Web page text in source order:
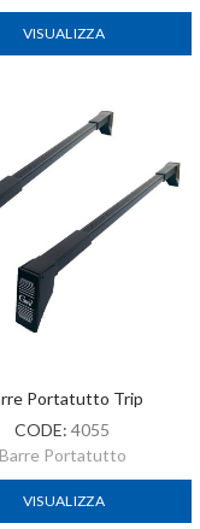
VISUALIZZA
Portatutto Trip
CODE: 4055
Barre Portatutto
VISUALIZZA